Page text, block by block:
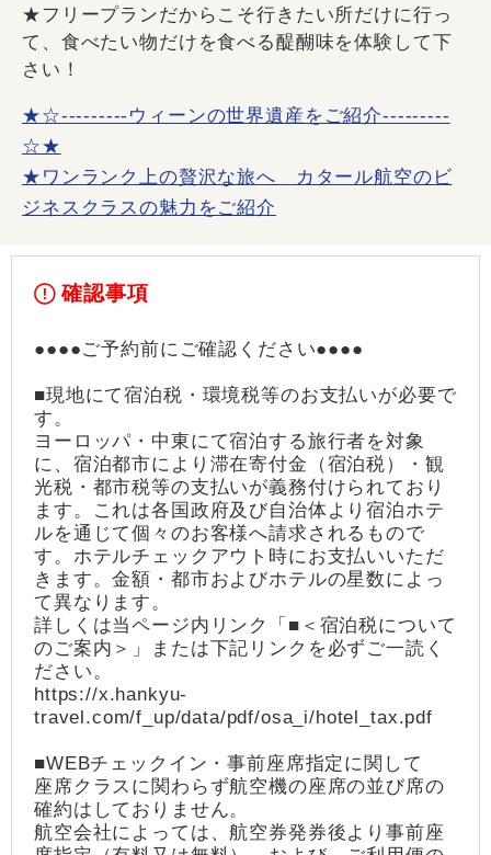
★フリープランだからこそ行きたい所だけに行っ
て、食べたい物だけを食べる醍醐味を体験して下
さい！
★☆---------ウィーンの世界遺産をご紹介---------
☆★
★ワンランク上の贅沢な旅へ カタール航空のビ
ジネスクラスの魅力をご紹介
確認事項
●●●●ご予約前にご確認ください●●●●
■現地にて宿泊税・環境税等のお支払いが必要で
す。
ヨーロッパ・中東にて宿泊する旅行者を対象
に、宿泊都市により滞在寄付金（宿泊税）・観
光税・都市税等の支払いが義務付けられており
ます。これは各国政府及び自治体より宿泊ホテ
ルを通じて個々のお客様へ請求されるもので
す。ホテルチェックアウト時にお支払いいただ
きます。金額・都市およびホテルの星数によっ
て異なります。
詳しくは当ページ内リンク「■＜宿泊税について
のご案内＞」または下記リンクを必ずご一読く
ださい。
https://x.hankyu-
travel.com/f_up/data/pdf/osa_i/hotel_tax.pdf
■WEBチェックイン・事前座席指定に関して
座席クラスに関わらず航空機の座席の並び席の
確約はしておりません。
航空会社によっては、航空券発券後より事前座